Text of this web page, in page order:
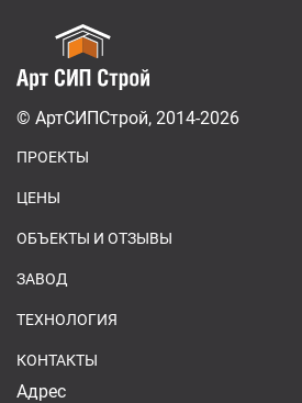
© АртСИПСтрой, 2014-2026
ПРОЕКТЫ
ЦЕНЫ
ОБЪЕКТЫ И ОТЗЫВЫ
ЗАВОД
ТЕХНОЛОГИЯ
КОНТАКТЫ
Адрес